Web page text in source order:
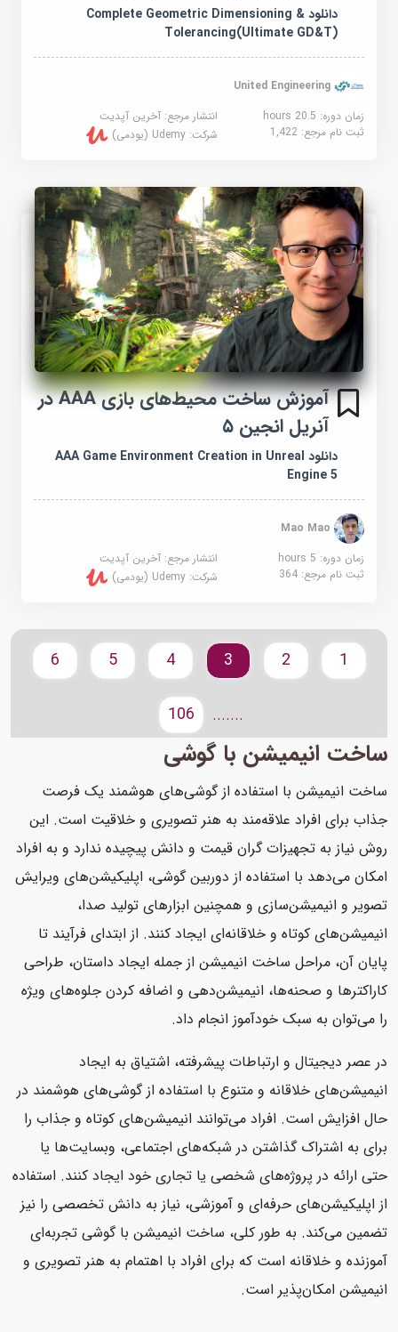
دانلود Complete Geometric Dimensioning &
Tolerancing(Ultimate GD&T)
United Engineering
زمان دوره: 20.5 hours
انتشار مرجع:آخرین آپدیت
ثبت نام مرجع:1,422 شرکت:Udemy (یودمی)
آموزش ساخت محیط‌های بازی AAA در
آنریل انجین ۵
دانلود AAA Game Environment Creation in Unreal
Engine 5
Mao Mao
زمان دوره: 5 hours
انتشار مرجع:آخرین آپدیت
ثبت نام مرجع:364 شرکت:Udemy (یودمی)
.......
106
ساخت انیمیشن با گوشی
ساخت انیمیشن با استفاده از گوشی‌های هوشمند یک فرصت
جذاب برای افراد علاقه‌مند به هنر تصویری و خلاقیت است. این
روش نیاز به تجهیزات گران قیمت و دانش پیچیده ندارد و به افراد
امکان می‌دهد با استفاده از دوربین گوشی، اپلیکیشن‌های ویرایش
تصویر و انیمیشن‌سازی و همچنین ابزارهای تولید صدا،
انیمیشن‌های کوتاه و خلاقانه‌ای ایجاد کنند. از ابتدای فرآیند تا
پایان آن، مراحل ساخت انیمیشن از جمله ایجاد داستان، طراحی
کاراکترها و صحنه‌ها، انیمیشن‌دهی و اضافه کردن جلوه‌های ویژه
را می‌توان به سبک خودآموز انجام داد.
در عصر دیجیتال و ارتباطات پیشرفته، اشتیاق به ایجاد
انیمیشن‌های خلاقانه و متنوع با استفاده از گوشی‌های هوشمند در
حال افزایش است. افراد می‌توانند انیمیشن‌های کوتاه و جذاب را
برای به اشتراک گذاشتن در شبکه‌های اجتماعی، وبسایت‌ها یا
حتی ارائه در پروژه‌های شخصی یا تجاری خود ایجاد کنند. استفاده
از اپلیکیشن‌های حرفه‌ای و آموزشی، نیاز به دانش تخصصی را نیز
تضمین می‌کند. به طور کلی، ساخت انیمیشن با گوشی تجربه‌ای
آموزنده و خلاقانه است که برای افراد با اهتمام به هنر تصویری و
انیمیشن امکان‌پذیر است.